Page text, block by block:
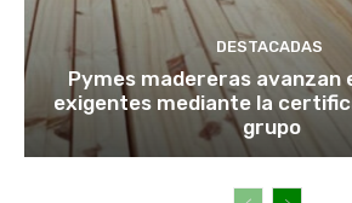
DESTACADAS
Pymes madereras avanzan
exigentes mediante la
grupo